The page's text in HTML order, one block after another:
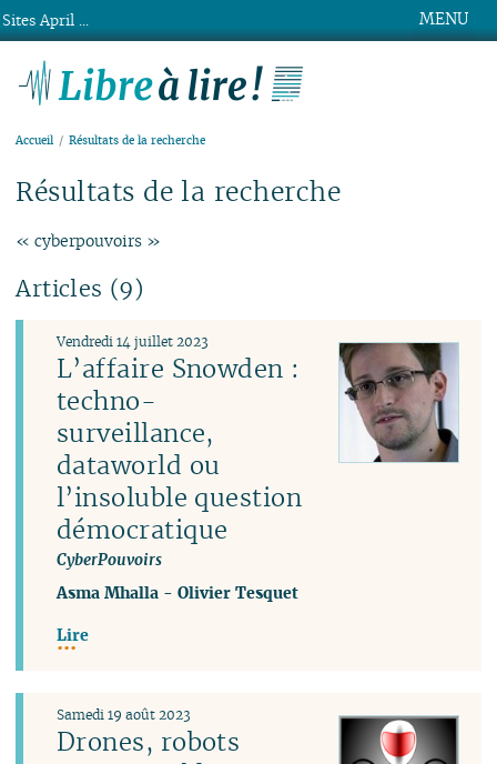
MENU
Accueil Résultats de la recherche
Résultats de la recherche
« cyberpouvoirs »
Articles (9)
L’affaire Snowden :
techno-
surveillance,
dataworld ou
l’insoluble question
démocratique
CyberPouvoirs
Vendredi 14 juillet 2023
Asma Mhalla -Olivier Tesquet
Lire
Drones, robots
Samedi 19 août 2023
Sites April ...